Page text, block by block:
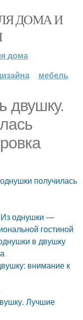
ДОМА И
дома
мебель
двушку.
получилась
Из однушки —
гостиной
в двушку
внимание к
Лучшие